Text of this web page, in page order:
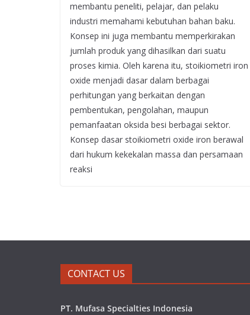
membantu peneliti, pelajar, dan pelaku
industri memahami kebutuhan bahan baku.
Konsep ini juga membantu memperkirakan
jumlah produk yang dihasilkan dari suatu
proses kimia. Oleh karena itu, stoikiometri iron
oxide menjadi dasar dalam berbagai
perhitungan yang berkaitan dengan
pembentukan, pengolahan, maupun
pemanfaatan oksida besi berbagai sektor.
Konsep dasar stoikiometri oxide iron berawal
dari hukum kekekalan massa dan persamaan
reaksi
CONTACT US
PT. Mufasa Specialties Indonesia